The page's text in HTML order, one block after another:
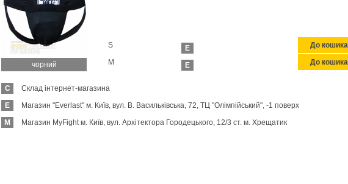
чорний
S E
До кошика
M
E До кошика
C
Склад інтернет-магазина
E
Магазин "Everlast" м. Київ, вул. В. Васильківська, 72, ТЦ "Олімпійський", -1 поверх
M
Магазин MyFight м. Київ, вул. Архітектора Городецького, 12/3 ст. м. Хрещатик